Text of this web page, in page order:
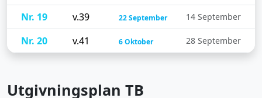
Nr. 19 v.39 22 September 14 September
Nr. 20 v.41 6 Oktober 28 September
Utgivningsplan TB